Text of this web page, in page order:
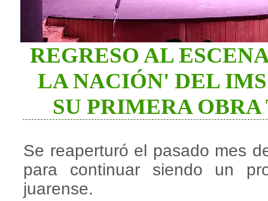
REGRESO AL
LA NACIÓN' DEL
SU PRIMERA
Se reaperturó el pasado mes
para continuar siendo un
juarense.